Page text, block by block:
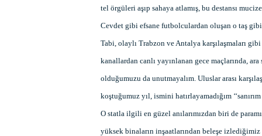
tel örgüleri aşıp sahaya atlamış, bu destansı
Cevdet gibi efsane futbolculardan oluşan o taş
Tabi, olaylı Trabzon ve Antalya karşılaşmaları
kanallardan canlı yayınlanan gece maçlarında,
olduğumuzu da unutmayalım. Uluslar arası
koştuğumuz yıl, ismini hatırlayamadığım
O statla ilgili en güzel anılarımızdan biri de
yüksek binaların inşaatlarından beleşe izlediğimiz